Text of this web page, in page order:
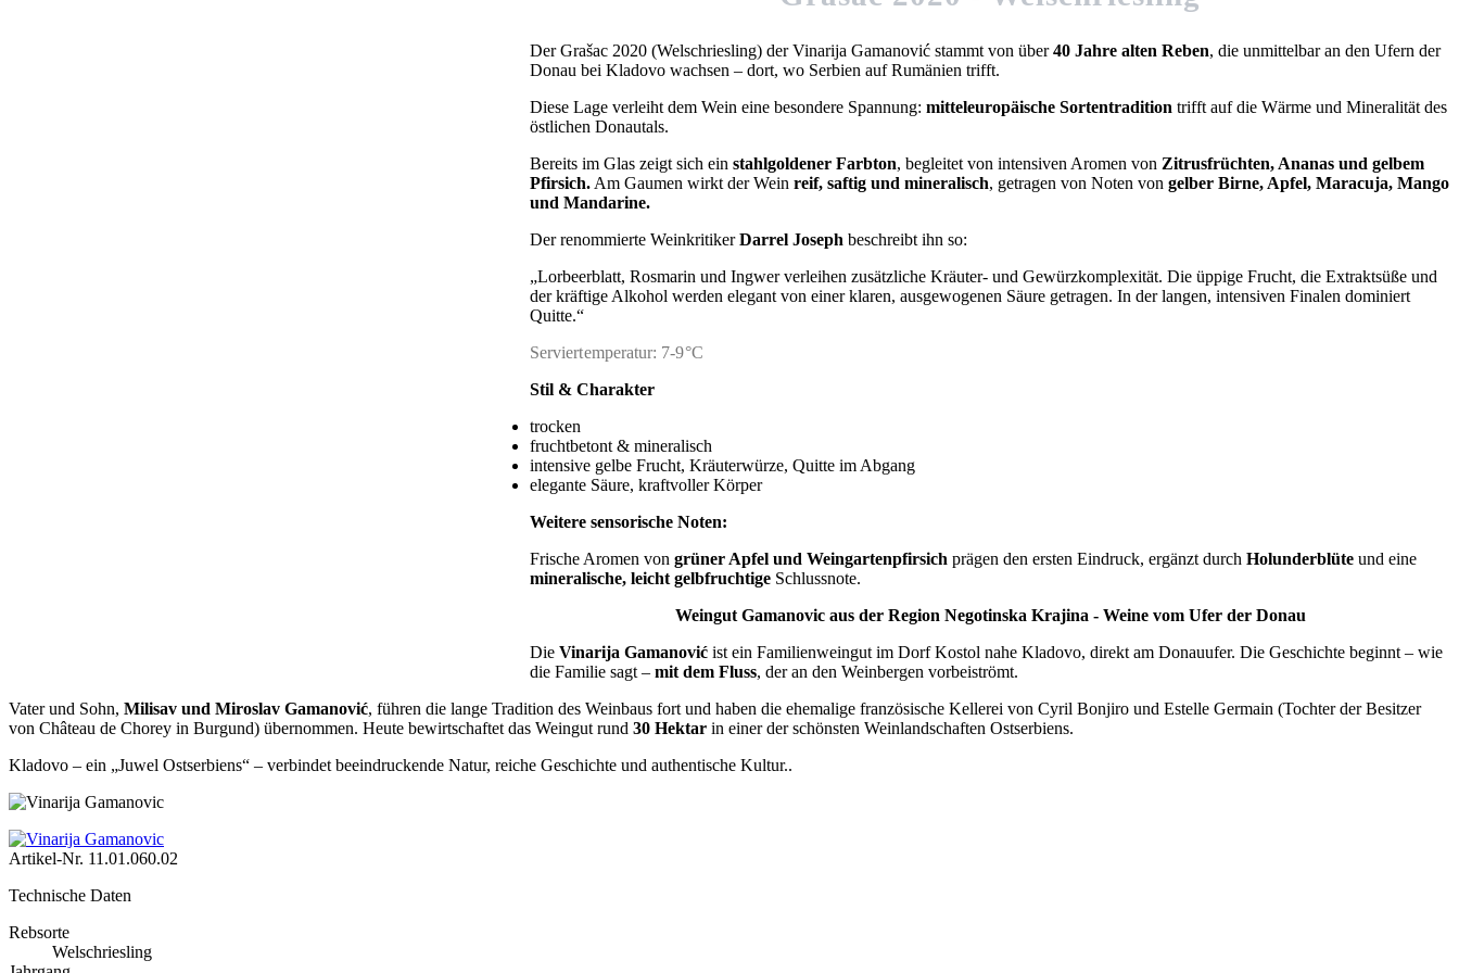
Der Grašac 2020 (Welschriesling) der Vinarija Gamanović stammt von über40 Jahre alten Reben, die unmittelbar an den Ufern der
Donau bei Kladovo wachsen – dort, wo Serbien auf Rumänien trifft.
Diese Lage verleiht dem Wein eine besondere Spannung: mittel­europäische Sortentradition trifft auf die Wärme und Mineralität des
östlichen Donautals.
Bereits im Glas zeigt sich ein stahlgoldener Farbton, begleitet von intensiven Aromen von Zitrusfrüchten, Ananas und gelbem
Pfirsich. Am Gaumen wirkt der Wein reif, saftig und mineralisch, getragen von Noten von gelber Birne, Apfel, Maracuja, Mango
und Mandarine.
Der renommierte WeinkritikerDarrel Joseph beschreibt ihn so:
„Lorbeerblatt, Rosmarin und Ingwer verleihen zusätzliche Kräuter- und Gewürzkomplexität. Die üppige Frucht, die Extraktsüße und
der kräftige Alkohol werden elegant von einer klaren, ausgewogenen Säure getragen. In der langen, intensiven Finalen dominiert
Quitte.“
Serviertemperatur: 7-9°C
Stil & Charakter
trocken
fruchtbetont & mineralisch
intensive gelbe Frucht, Kräuterwürze, Quitte im Abgang
elegante Säure, kraftvoller Körper
Weitere sensorische Noten:
Frische Aromen von grüner Apfel und Weingartenpfirsich prägen den ersten Eindruck, ergänzt durch Holunderblüte und eine
mineralische, leicht gelbfruchtige Schlussnote.
Weingut Gamanovicaus der Region Negotinska Krajina - Weine vom Ufer der Donau
Die Vinarija Gamanović ist ein Familienweingut im Dorf Kostol nahe Kladovo, direkt am Donauufer. Die Geschichte beginnt – wie
die Familie sagt – mit dem Fluss, der an den Weinbergen vorbeiströmt.
Vater und Sohn, Milisav und Miroslav Gamanović, führen die lange Tradition des Weinbaus fort und haben die ehemalige französische Kellerei von Cyril Bonjiro und Estelle Germain (Tochter der Besitzer
von Château de Chorey in Burgund) übernommen. Heute bewirtschaftet das Weingut rund 30 Hektar in einer der schönsten Weinlandschaften Ostserbiens.
Kladovo – ein „Juwel Ostserbiens“ – verbindet beeindruckende Natur, reiche Geschichte und authentische Kultur..
Artikel-Nr. 11.01.060.02
Technische Daten
Rebsorte
Welschriesling